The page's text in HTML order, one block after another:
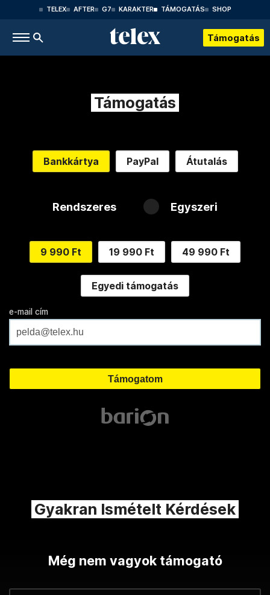
TELEX AFTER G7 KARAKTER TÁMOGATÁS SHOP
Támogatás
Támogatás
Bankkártya PayPal Átutalás
Rendszeres Egyszeri
9 990 Ft 19 990 Ft 49 990 Ft
Egyedi támogatás
e-mail cím
Gyakran Ismételt Kérdések
Még nem vagyok támogató